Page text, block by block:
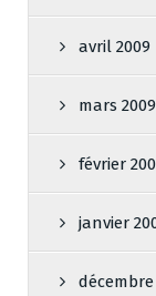
avril 2009
mars 2009
février
janvier
décembre